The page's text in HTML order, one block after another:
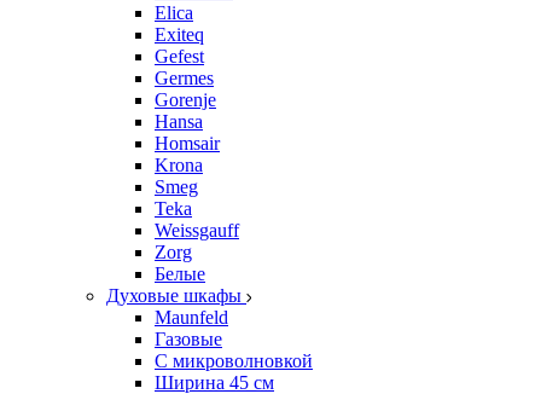
Elica
Exiteq
Gefest
Germes
Gorenje
Hansa
Homsair
Krona
Smeg
Teka
Weissgauff
Zorg
Белые
Духовые шкафы
Maunfeld
Газовые
С микроволновкой
Ширина 45 см